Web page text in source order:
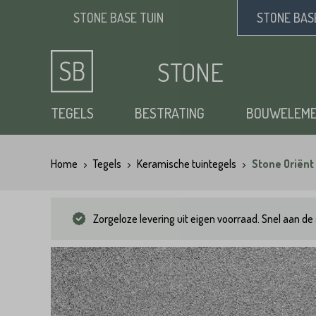
STONE BASE TUIN STONE
STONE
BASE
TEGELS
Keramische tuintegels
Flagstones
Zwembad randtegels
BESTRATING
Klinkers
Kasseien
Kinderkoppen
Opsluitbanden
Vijverranden
Steenstrips
Siergrind
Benodigdheden
Vloertegels
Home Tegels Keramische tuintegels Stone
Zorgeloze levering uit eigen voorraad. Snel aan de